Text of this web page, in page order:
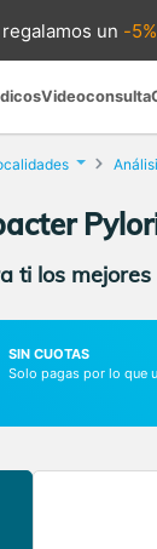
un -
Videoconsulta
ti los
SIN CUOTAS
Solo pagas por lo que